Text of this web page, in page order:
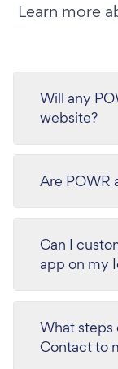
Learn more
Will any
website?
Are POWR
Can I
app on my
What steps
Contact to